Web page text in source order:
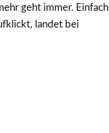
geht immer. Einfach
landet bei